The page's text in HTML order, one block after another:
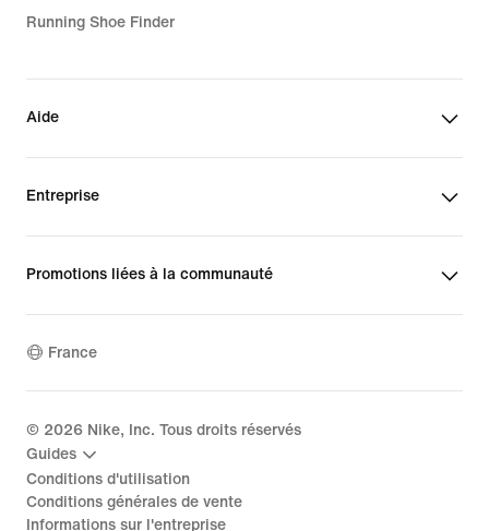
Running Shoe Finder
Aide
Entreprise
Promotions liées à la communauté
France
© 2026 Nike, Inc. Tous droits réservés
Guides
Conditions d'utilisation
Conditions générales de vente
Informations sur l'entreprise